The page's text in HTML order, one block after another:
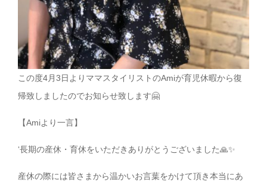
この度4月3日よりママスタイリストのAmiが育児休暇から復
帰致しましたのでお知らせ致します🤗
【Amiより一言】
‘長期の産休・育休をいただきありがとうございました🙏✨
産休の際には皆さまから温かいお言葉をかけて頂き本当にあ